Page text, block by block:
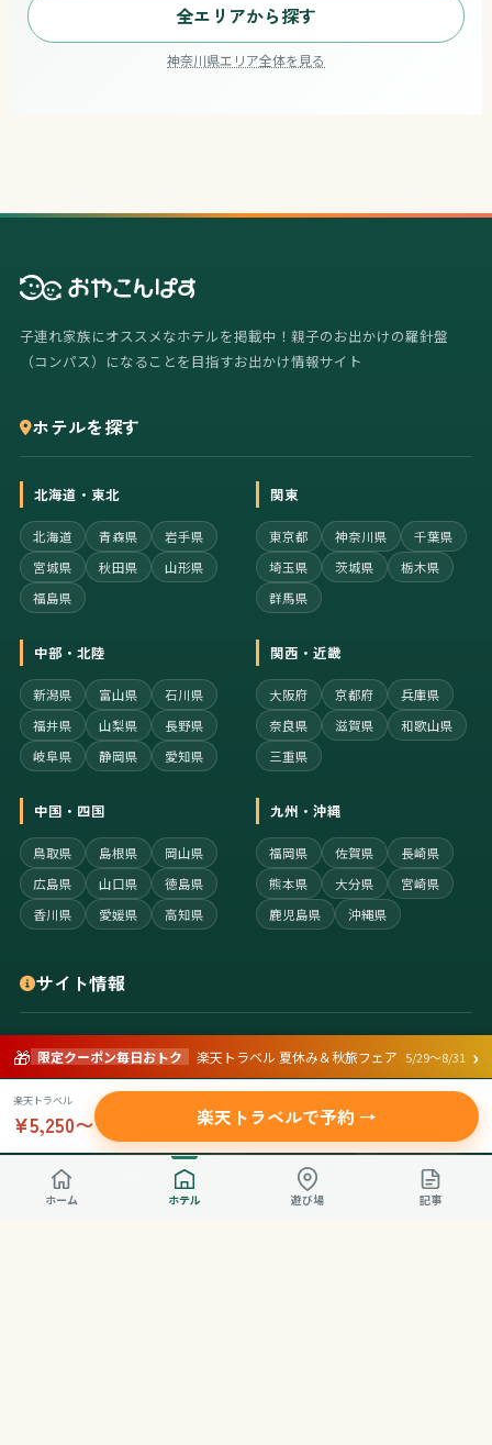
全エリアから探す
神奈川県エリア全体を見る
🎁 限定クーポン毎日おトク 楽天トラベル 夏休み＆秋旅フェア 5/29〜8/31 ›
楽天トラベル
¥5,250〜 楽天トラベルで予約 →
子連れ家族にオススメなホテルを掲載中！親子のお出かけの羅針盤
（コンパス）になることを目指すお出かけ情報サイト
ホテルを探す
北海道・東北
北海道 青森県
岩手県
宮城県
秋田県
山形県
福島県
関東
東京都 神奈川県
千葉県
埼玉県
茨城県
栃木県
群馬県
中部・北陸
新潟県 富山県
石川県
福井県
山梨県
長野県
岐阜県
静岡県 愛知県
関西・近畿
大阪府 京都府
兵庫県
奈良県
滋賀県
和歌山県
三重県
中国・四国
鳥取県 島根県
岡山県
広島県
山口県
徳島県
香川県
愛媛県 高知県
九州・沖縄
福岡県 佐賀県
長崎県
熊本県
大分県
宮崎県
鹿児島県
沖縄県
サイト情報
おやこんぱすの想い
運営者情報
ページ作成ポリシー
プライバシーポリシー
ホーム ホテル 遊び場 記事